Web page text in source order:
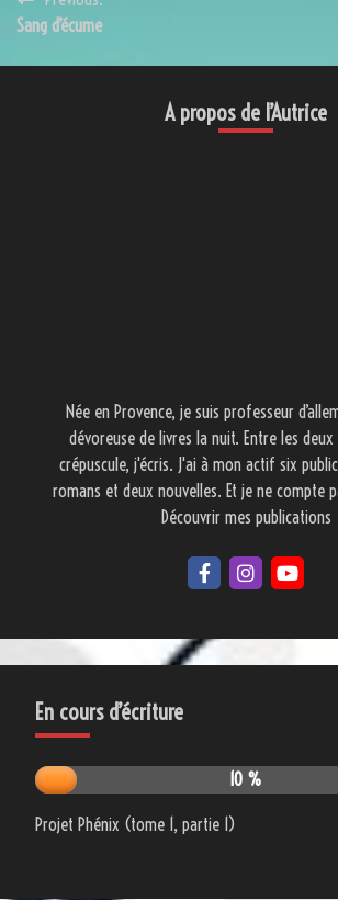
Sang d’écume
A propos de l’Autrice
Née en Provence, je suis professeur
dévoreuse de livres la nuit. Entre les deux
crépuscule, j'écris. J'ai à mon actif six
romans et deux nouvelles. Et je ne compte
Découvrir mes publications
En cours d’écriture
10 %
Projet Phénix (tome 1, partie 1)